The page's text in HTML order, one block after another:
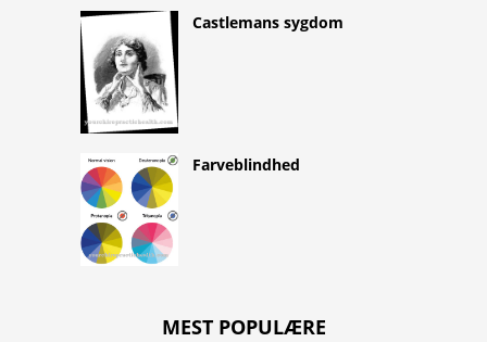
Castlemans sygdom
Farveblindhed
MEST POPULÆRE